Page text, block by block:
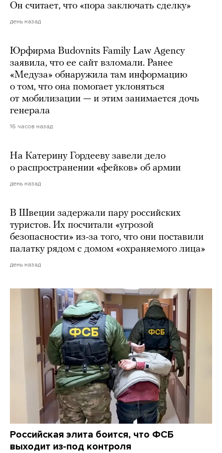
Он считает, что «пора заключать сделку»
день назад
Юрфирма Budovnits Family Law Agency
заявила, что ее сайт взломали. Ранее
«Медуза» обнаружила там информацию
о том, что она помогает уклоняться
от мобилизации — и этим занимается дочь
генерала
16 часов назад
На Катерину Гордееву завели дело
о распространении «фейков» об армии
день назад
В Швеции задержали пару российских
туристов. Их посчитали «угрозой
безопасности» из-за того, что они поставили
палатку рядом с домом «охраняемого лица»
день назад
Российская элита боится, что ФСБ
выходит из-под контроля